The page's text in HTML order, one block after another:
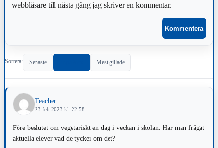
webbläsare till nästa gång jag skriver en kommentar.
Sortera: Senaste Mest gillade
Teacher
23 feb 2023 kl. 22:58
Före beslutet om vegetariskt en dag i veckan i skolan. Har man frågat
aktuella elever vad de tycker om det?